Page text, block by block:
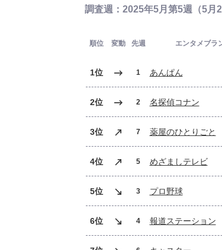
調査週：2025年5月第5週（5月
順位 変動 先週 エンタメブラ
1位 1 あんぱん
2位 2 名探偵コナン
3位 7 薬屋のひとりごと
4位 5 めざましテレビ
5位 3 プロ野球
6位 4 報道ステーション